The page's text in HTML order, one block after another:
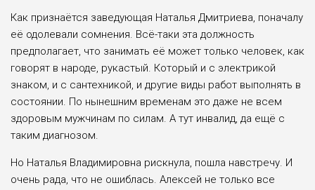
Как признаётся заведу­ющая Наталья Дмитриева, поначалу
её одолевали сомне­ния. Всё-таки эта должность
предполагает, что занимать её может только человек, как
говорят в народе, рука­стый. Который и с электри­кой
знаком, и с сантехникой, и другие виды работ выпол­нять в
состоянии. По нынеш­ним временам это даже не всем
здоровым мужчинам по силам. А тут инвалид, да ещё с
таким диагнозом.
Но Наталья Владимиров­на рискнула, пошла навстре­чу. И
очень рада, что не оши­блась. Алексей не только все